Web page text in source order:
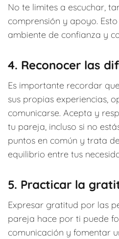
No te limites a escuchar,
comprensión y apoyo.
ambiente de confianza y
4. Reconocer las
Es importante recordar
sus propias experiencias,
comunicarse. Acepta y
tu pareja, incluso si no
puntos en común y trata
equilibrio entre tus
5. Practicar la
Expresar gratitud por las
pareja hace por ti puede
comunicación y fomentar